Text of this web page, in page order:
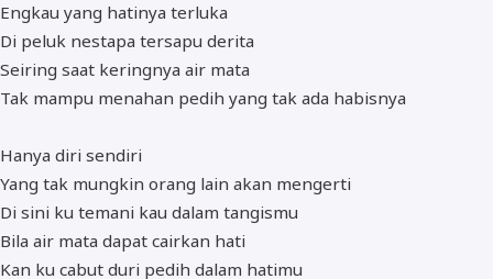
Engkau yang hatinya terluka
Di peluk nestapa tersapu derita
Seiring saat keringnya air mata
Tak mampu menahan pedih yang tak ada habisnya
Hanya diri sendiri
Yang tak mungkin orang lain akan mengerti
Di sini ku temani kau dalam tangismu
Bila air mata dapat cairkan hati
Kan ku cabut duri pedih dalam hatimu